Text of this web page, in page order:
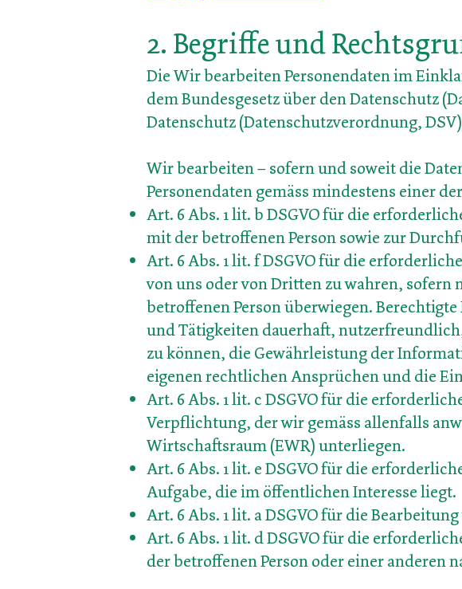
2. Begriffe und
Die Wir bearbeiten Personendaten im
dem Bundesgesetz über den Datenschutz
Datenschutz (Datenschutzverordnung,
Wir bearbeiten – sofern und soweit die
Personendaten gemäss mindestens einer
Art. 6 Abs. 1 lit. b DSGVO für die
mit der betroffenen Person sowie zur
Art. 6 Abs. 1 lit. f DSGVO für die
von uns oder von Dritten zu wahren,
betroffenen Person überwiegen.
und Tätigkeiten dauerhaft,
zu können, die Gewährleistung der
eigenen rechtlichen Ansprüchen und die
Art. 6 Abs. 1 lit. c DSGVO für die
Verpflichtung, der wir gemäss allenfalls
Wirtschaftsraum (EWR) unterliegen.
Art. 6 Abs. 1 lit. e DSGVO für die
Aufgabe, die im öffentlichen Interesse liegt.
Art. 6 Abs. 1 lit. a DSGVO für die
Art. 6 Abs. 1 lit. d DSGVO für die
der betroffenen Person oder einer anderen